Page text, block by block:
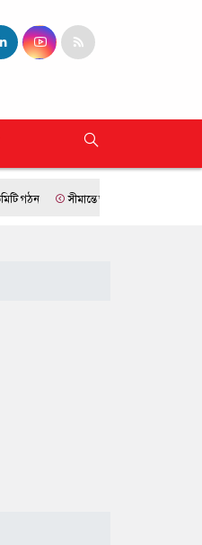
সীমান্তে আরও কড়াকড়ির আহ্বান ইইউ’র